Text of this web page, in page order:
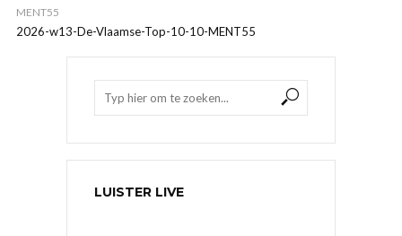
MENT55
2026-w13-De-Vlaamse-Top-10-10-MENT55
LUISTER LIVE